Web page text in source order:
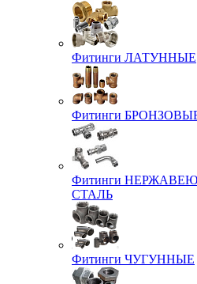
Фитинги ЛАТУННЫЕ
Фитинги
Фитинги
СТАЛЬ
Фитинги ЧУГУННЫЕ